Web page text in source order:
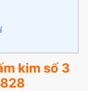
kim số 3